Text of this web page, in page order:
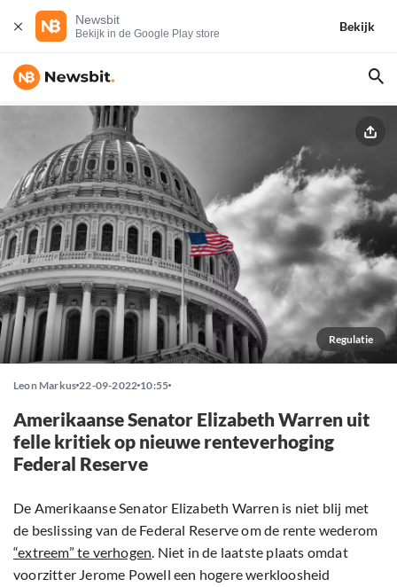
Newsbit
Bekijk in de Google Play store
Bekijk
Regulatie
Leon Markus 22-09-2022 10:55
Amerikaanse Senator Elizabeth Warren uit
felle kritiek op nieuwe renteverhoging
Federal Reserve
De Amerikaanse Senator Elizabeth Warren is niet blij met
de beslissing van de Federal Reserve om de rente wederom
“extreem” te verhogen. Niet in de laatste plaats omdat
voorzitter Jerome Powell een hogere werkloosheid